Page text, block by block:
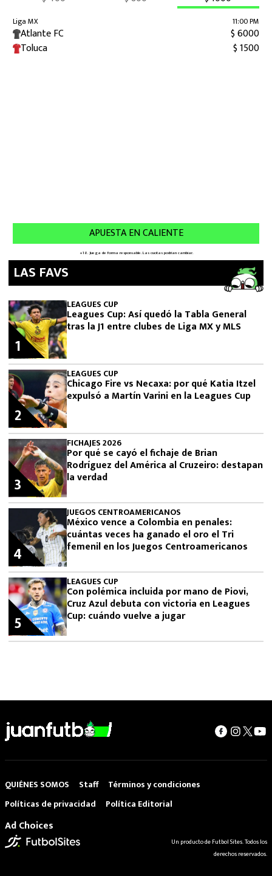
LAS FAVS
LEAGUES CUP
Leagues Cup: Así quedó la Tabla General
tras la J1 entre clubes de Liga MX y MLS
1
LEAGUES CUP
Chicago Fire vs Necaxa: por qué Katia Itzel
expulsó a Martín Varini en la Leagues Cup
2
FICHAJES 2026
Por qué se cayó el fichaje de Brian
Rodríguez del América al Cruzeiro: destapan
la verdad
3
JUEGOS CENTROAMERICANOS
México vence a Colombia en penales:
cuántas veces ha ganado el oro el Tri
femenil en los Juegos Centroamericanos
4
LEAGUES CUP
Con polémica incluida por mano de Piovi,
Cruz Azul debuta con victoria en Leagues
Cup: cuándo vuelve a jugar
5
QUIÉNES SOMOS Staff
Términos y condiciones
Políticas de privacidad
Política Editorial
Ad Choices
Un producto de Futbol Sites. Todos los
derechos reservados.